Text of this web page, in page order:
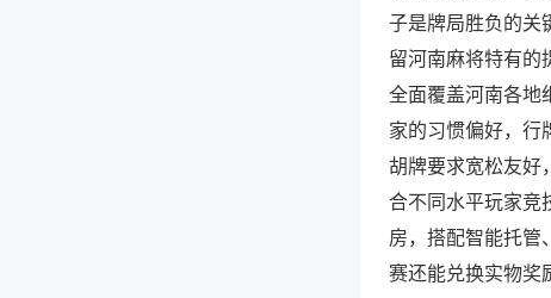
子是牌局胜负的关
留河南麻将特有的
全面覆盖河南各地
家的习惯偏好，行
胡牌要求宽松友好
合不同水平玩家竞
房，搭配智能托管
赛还能兑换实物奖